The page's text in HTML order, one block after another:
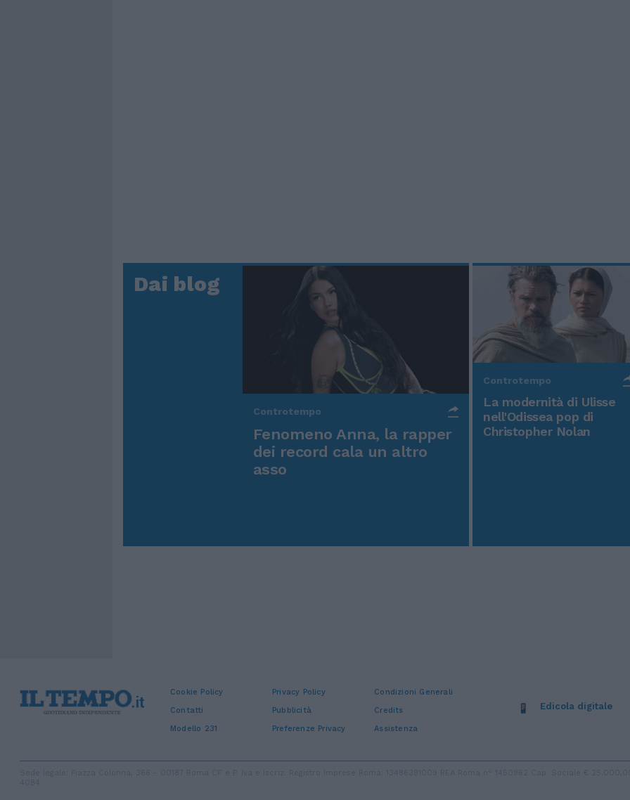
Dai blog
Controtempo
Fenomeno Anna, la rapper
dei record cala un altro
asso
Controtempo
La modernità di Ulisse
nell'Odissea pop di
Christopher Nolan
Cookie Policy Privacy Policy
Condizioni Generali
Contatti
Pubblicità
Credits
Modello 231
Preferenze Privacy Assistenza
Edicola digitale